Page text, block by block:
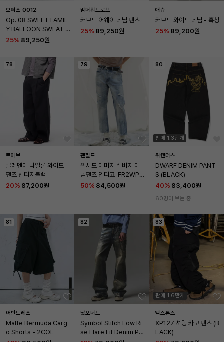
오퍼스 0012
Op. 08 SWEET FAMIL
Y BALLOON SWEAT P
ANTS DIRTY WHITE
25% 89,250원
밈더워드로브
커브드 어웨이 데님 팬츠
25% 89,250원
애습
커브드 와이드 데님 - 흑청
25% 89,200원
78
르아브
클레멘테 나일론 와이드
팬츠 빈티지블랙
20% 87,200원
79
펜필드
위시드 데미지 셀비지 데
님팬츠 인디고_FR2WP4
5U
50% 84,500원
80
판매 1.3만개
위캔더스
DWARF DENIM PANT
S (BLACK)
40% 83,400원
60명이 보는 중
81
어반드레스
Matte Bermuda Carg
o Shorts - 2COL
82
낫포너드
Symbol Stitch Low Ri
se Flare Fit Denim Pa
83
판매 1.6만개
엑스톤즈
XP127 셔링 카고 팬츠 (B
LACK)